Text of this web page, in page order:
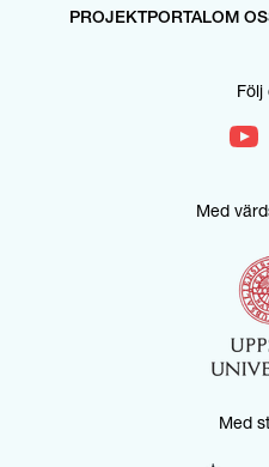
PROJEKTPORTALOM
Följ
Med
Med